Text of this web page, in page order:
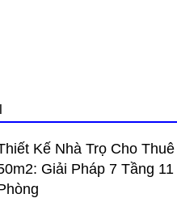
Kế Nhà Trọ Cho Thuê
Giải Pháp 7 Tầng 11